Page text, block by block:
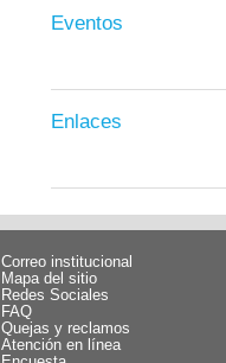
Eventos
Enlaces
Correo institucional
Mapa del sitio
Redes Sociales
FAQ
Quejas y reclamos
Atención en línea